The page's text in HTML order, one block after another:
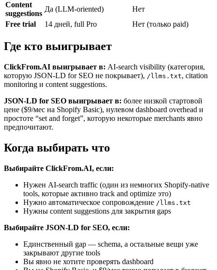
Content
suggestions
Да (LLM-oriented)
Нет
Free trial
14 дней, full Pro Нет (только paid)
Где кто выигрывает
ClickFrom.AI выигрывает в: AI-search visibility (категория,
которую JSON-LD for SEO не покрывает), /llms.txt, citation
monitoring и content suggestions.
JSON-LD for SEO выигрывает в: более низкой стартовой
цене ($9/мес на Shopify Basic), нулевом dashboard overhead и
простоте “set and forget”, которую некоторые merchants явно
предпочитают.
Когда выбирать что
Выбирайте ClickFrom.AI, если:
Нужен AI-search traffic (один из немногих Shopify-native
tools, которые активно track and optimize это)
Нужно автоматическое сопровождение /llms.txt
Нужны content suggestions для закрытия gaps
Выбирайте JSON-LD for SEO, если:
Единственный gap — schema, а остальные вещи уже
закрывают другие tools
Вы явно не хотите проверять dashboard